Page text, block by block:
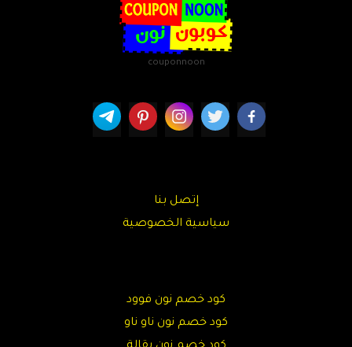
couponnoon
إتصل بنا
سياسية الخصوصية
كود خصم نون فوود
كود خصم نون ناو ناو